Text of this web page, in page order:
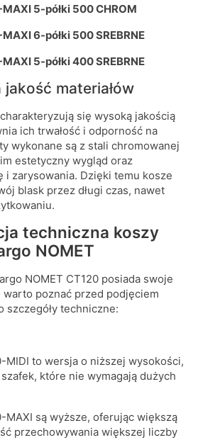
5-półki 500 CHROM
6-półki 500 SREBRNE
5-półki 400 SREBRNE
jakość materiałów
się wysoką jakością
ich trwałość i odporność na
wykonane są z stali chromowanej
estetyczny wygląd oraz
i zarysowania. Dzięki temu kosze
blask przez długi czas, nawet
techniczna koszy
NOMET
NOMET CT120 posiada swoje
poznać przed podjęciem
szczegóły techniczne:
MIDI to wersja o niższej wysokości,
które nie wymagają dużych
MAXI są wyższe, oferując większą
przechowywania większej liczby